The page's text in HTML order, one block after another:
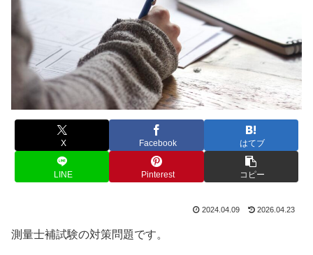
X Facebook はてブ
LINE Pinterest コピー
2024.04.09 2026.04.23
測量士補試験の対策問題です。